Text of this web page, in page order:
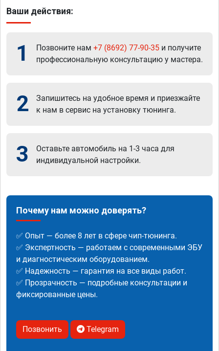
Ваши действия:
1 Позвоните нам +7 (8692) 77-90-35 и получите
профессиональную консультацию у мастера.
2
Запишитесь на удобное время и приезжайте
к нам в сервис на установку тюнинга.
3
Оставьте автомобиль на 1-3 часа для
индивидуальной настройки.
Почему нам можно доверять?
✅ Опыт — более 8 лет в сфере чип-тюнинга.
✅ Экспертность — работаем с современными ЭБУ
и диагностическим оборудованием.
✅ Надежность — гарантия на все виды работ.
✅ Прозрачность — подробные консультации и
фиксированные цены.
Позвонить Telegram